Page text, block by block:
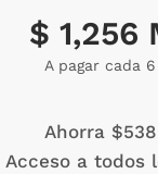
$ 1,256
A pagar cada
Ahorra
Acceso a todos